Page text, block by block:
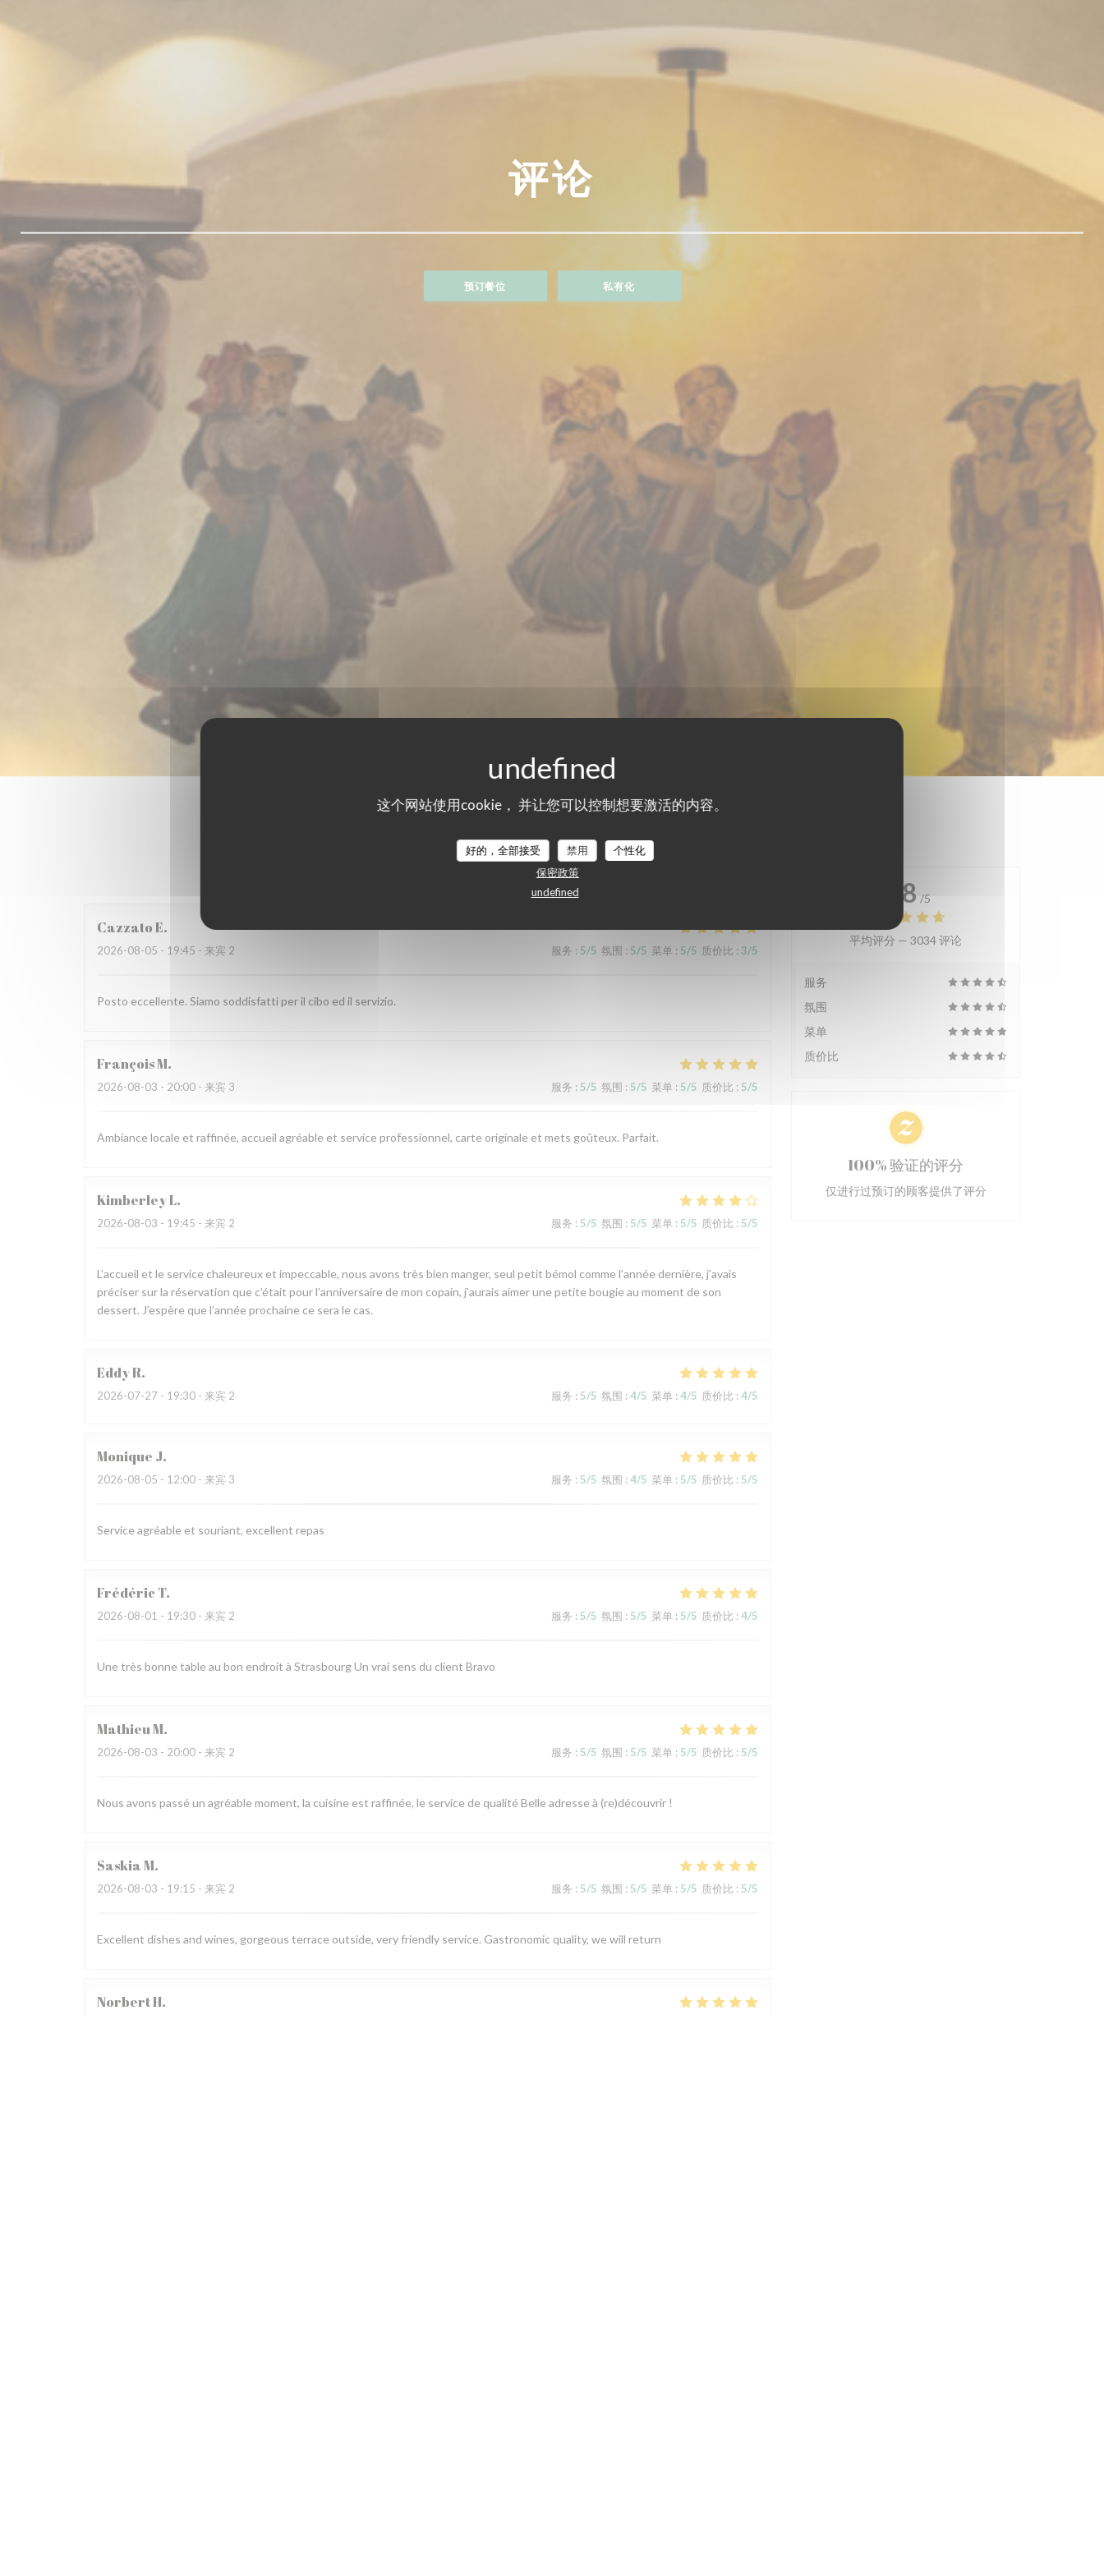
这个网站使用cookie， 并让您可以控制想要激活的内容。
好的，全部接受 禁用
个性化
保密政策
undefined
评论
预订餐位 私有化
我们的顾客评分
CazzatoE
2026-08-05 - 19:45 - 来宾 2 服务 : 5/5 氛围 : 5/5 菜单 : 5/5 质价比 : 3/5
Posto eccellente. Siamo soddisfatti per il cibo ed il servizio.
FrançoisM
2026-08-03 - 20:00 - 来宾 3 服务 : 5/5 氛围 : 5/5 菜单 : 5/5 质价比 : 5/5
Ambiance locale et raffinée, accueil agréable et service professionnel, carte originale et mets goûteux. Parfait.
KimberleyL
2026-08-03 - 19:45 - 来宾 2 服务 : 5/5 氛围 : 5/5 菜单 : 5/5 质价比 : 5/5
L’accueil et le service chaleureux et impeccable, nous avons très bien manger, seul petit bémol comme l’année dernière, j’avais
préciser sur la réservation que c’était pour l’anniversaire de mon copain, j’aurais aimer une petite bougie au moment de son
dessert. J’espère que l’année prochaine ce sera le cas.
EddyR
2026-07-27 - 19:30 - 来宾 2 服务 : 5/5 氛围 : 4/5 菜单 : 4/5 质价比 : 4/5
Monique J
2026-08-05 - 12:00 - 来宾 3 服务 : 5/5 氛围 : 4/5 菜单 : 5/5 质价比 : 5/5
Service agréable et souriant, excellent repas
Frédéric T
2026-08-01 - 19:30 - 来宾 2 服务 : 5/5 氛围 : 5/5 菜单 : 5/5 质价比 : 4/5
Une très bonne table au bon endroit à Strasbourg Un vrai sens du client Bravo
MathieuM
2026-08-03 - 20:00 - 来宾 2 服务 : 5/5 氛围 : 5/5 菜单 : 5/5 质价比 : 5/5
Nous avons passé un agréable moment, la cuisine est raffinée, le service de qualité Belle adresse à (re)découvrir !
SaskiaM
2026-08-03 - 19:15 - 来宾 2 服务 : 5/5 氛围 : 5/5 菜单 : 5/5 质价比 : 5/5
Excellent dishes and wines, gorgeous terrace outside, very friendly service. Gastronomic quality, we will return
NorbertH
4.8 /5
平均评分 — 3034 评论
服务
氛围
菜单
质价比
100% 验证的评分
仅进行过预订的顾客提供了评分